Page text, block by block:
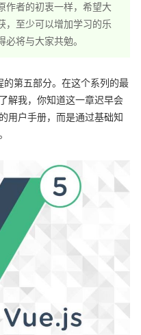
作者的初衷一样，希望大
，至少可以增加学习的乐
将与大家共勉。
的第五部分。在这个系列的最
解我，你知道这一章迟早会
用户手册，而是通过基础知